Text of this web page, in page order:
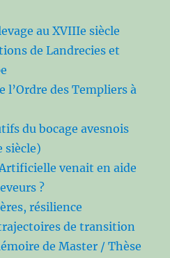
au XVIIIe siècle
de Landrecies et
l’Ordre des Templiers à
du bocage avesnois
siècle)
venait en aide
?
résilience
de transition
de Master / Thèse